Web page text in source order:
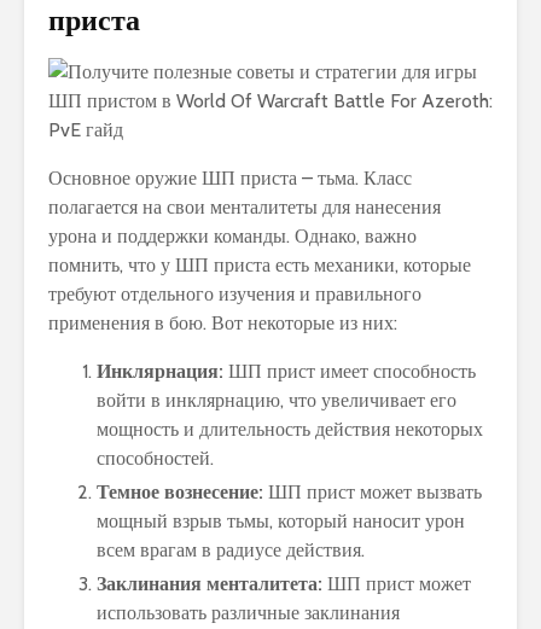
приста
Основное оружие ШП приста – тьма. Класс
полагается на свои менталитеты для нанесения
урона и поддержки команды. Однако, важно
помнить, что у ШП приста есть механики, которые
требуют отдельного изучения и правильного
применения в бою. Вот некоторые из них:
Инклярнация: ШП прист имеет способность
войти в инклярнацию, что увеличивает его
мощность и длительность действия некоторых
способностей.
Темное вознесение: ШП прист может вызвать
мощный взрыв тьмы, который наносит урон
всем врагам в радиусе действия.
Заклинания менталитета: ШП прист может
использовать различные заклинания